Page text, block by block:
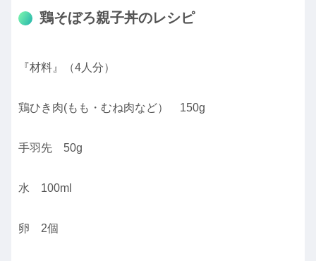
鶏そぼろ親子丼のレシピ
『材料』（4人分）
鶏ひき肉(もも・むね肉など） 150g
手羽先 50g
水 100ml
卵 2個